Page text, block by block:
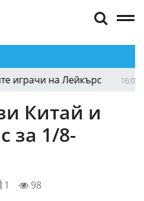
мястото на ЛеБрон в
Китай и
за 1/8-
1 98